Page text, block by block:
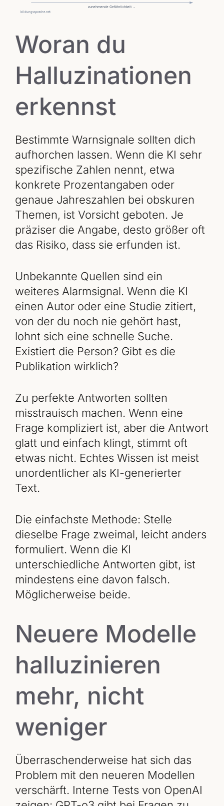
Woran du
Halluzinationen
erkennst
Bestimmte Warnsignale sollten dich
aufhorchen lassen. Wenn die KI sehr
spezifische Zahlen nennt, etwa
konkrete Prozentangaben oder
genaue Jahreszahlen bei obskuren
Themen, ist Vorsicht geboten. Je
präziser die Angabe, desto größer oft
das Risiko, dass sie erfunden ist.
Unbekannte Quellen sind ein
weiteres Alarmsignal. Wenn die KI
einen Autor oder eine Studie zitiert,
von der du noch nie gehört hast,
lohnt sich eine schnelle Suche.
Existiert die Person? Gibt es die
Publikation wirklich?
Zu perfekte Antworten sollten
misstrauisch machen. Wenn eine
Frage kompliziert ist, aber die Antwort
glatt und einfach klingt, stimmt oft
etwas nicht. Echtes Wissen ist meist
unordentlicher als KI-generierter
Text.
Die einfachste Methode: Stelle
dieselbe Frage zweimal, leicht anders
formuliert. Wenn die KI
unterschiedliche Antworten gibt, ist
mindestens eine davon falsch.
Möglicherweise beide.
Neuere Modelle
halluzinieren
mehr, nicht
weniger
Überraschenderweise hat sich das
Problem mit den neueren Modellen
verschärft. Interne Tests von OpenAI